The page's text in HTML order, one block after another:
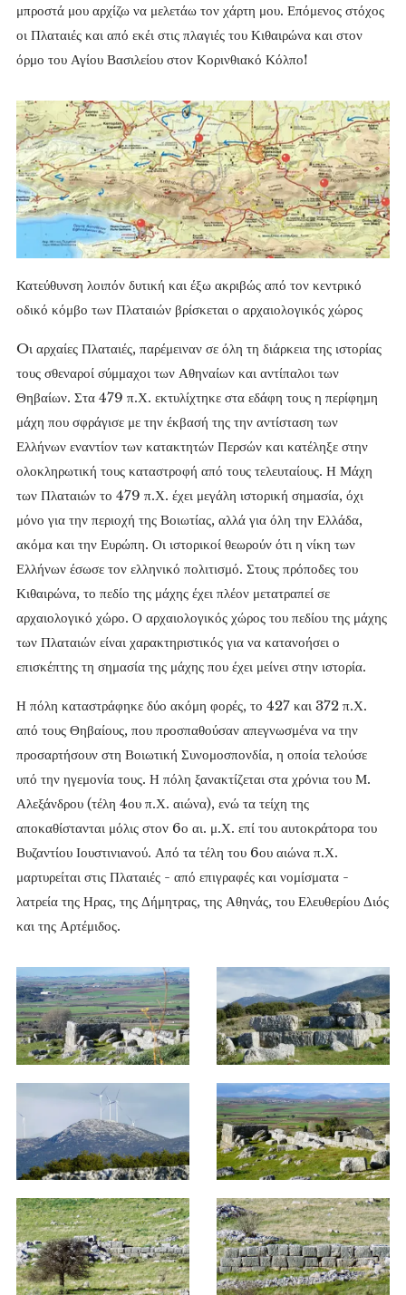
μπροστά μου αρχίζω να μελετάω τον χάρτη μου. Επόμενος στόχος
οι Πλαταιές και από εκέι στις πλαγιές του Κιθαιρώνα και στον
όρμο του Αγίου Βασιλείου στον Κορινθιακό Κόλπο!
Κατεύθυνση λοιπόν δυτική και έξω ακριβώς από τον κεντρικό
οδικό κόμβο των Πλαταιών βρίσκεται ο αρχαιολογικός χώρος
Oι αρχαίες Πλαταιές, παρέμειναν σε όλη τη διάρκεια της ιστορίας
τους σθεναροί σύμμαχοι των Αθηναίων και αντίπαλοι των
Θηβαίων. Στα 479 π.Χ. εκτυλίχτηκε στα εδάφη τους η περίφημη
μάχη που σφράγισε με την έκβασή της την αντίσταση των
Ελλήνων εναντίον των κατακτητών Περσών και κατέληξε στην
ολοκληρωτική τους καταστροφή από τους τελευταίους. Η Μάχη
των Πλαταιών το 479 π.Χ. έχει μεγάλη ιστορική σημασία, όχι
μόνο για την περιοχή της Βοιωτίας, αλλά για όλη την Ελλάδα,
ακόμα και την Ευρώπη. Οι ιστορικοί θεωρούν ότι η νίκη των
Ελλήνων έσωσε τον ελληνικό πολιτισμό. Στους πρόποδες του
Κιθαιρώνα, το πεδίο της μάχης έχει πλέον μετατραπεί σε
αρχαιολογικό χώρο. Ο αρχαιολογικός χώρος του πεδίου της μάχης
των Πλαταιών είναι χαρακτηριστικός για να κατανοήσει ο
επισκέπτης τη σημασία της μάχης που έχει μείνει στην ιστορία.
Η πόλη καταστράφηκε δύο ακόμη φορές, το 427 και 372 π.Χ.
από τους Θηβαίους, που προσπαθούσαν απεγνωσμένα να την
προσαρτήσουν στη Βοιωτική Συνομοσπονδία, η οποία τελούσε
υπό την ηγεμονία τους. Η πόλη ξανακτίζεται στα χρόνια του Μ.
Αλεξάνδρου (τέλη 4ου π.Χ. αιώνα), ενώ τα τείχη της
αποκαθίστανται μόλις στον 6ο αι. μ.Χ. επί του αυτοκράτορα του
Βυζαντίου Ιουστινιανού. Από τα τέλη του 6ου αιώνα π.Χ.
μαρτυρείται στις Πλαταιές - από επιγραφές και νομίσματα -
λατρεία της Ηρας, της Δήμητρας, της Αθηνάς, του Ελευθερίου Διός
και της Αρτέμιδος.